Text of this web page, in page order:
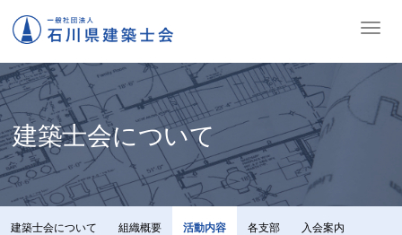
ナ
ゲ
シ
ョ
建築士会について
建築士会について 組織概要 活動内容 各支部 入会案内